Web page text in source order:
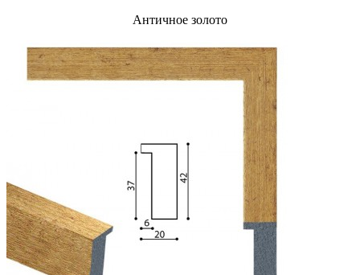
Античное золото